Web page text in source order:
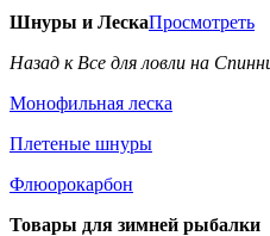
Шнуры и ЛескаПросмотреть
Назад к Все для ловли на
Монофильная леска
Плетеные шнуры
Флюорокарбон
Товары для зимней рыбалки